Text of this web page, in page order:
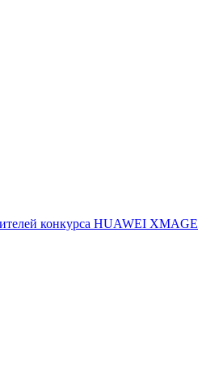
конкурса HUAWEI XMAGE